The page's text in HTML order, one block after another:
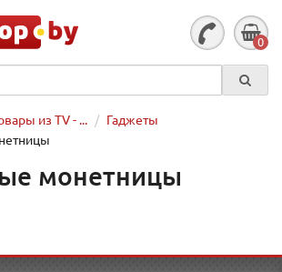
0
из TV - ...
Гаджеты
монетницы